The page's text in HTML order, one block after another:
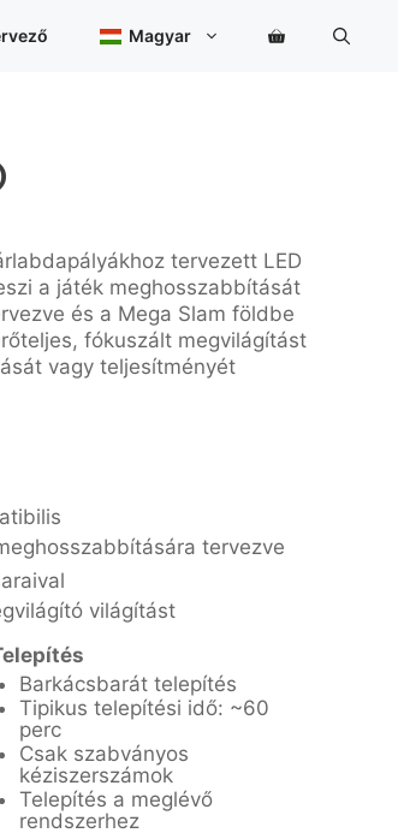
Magyar
tervezett LED
a játék meghosszabbítását
és a Mega Slam földbe
fókuszált megvilágítást
vagy teljesítményét
tervezve
világítást
Barkácsbarát telepítés
Tipikus telepítési idő: ~60
perc
Csak szabványos
kéziszerszámok
Telepítés a meglévő
rendszerhez